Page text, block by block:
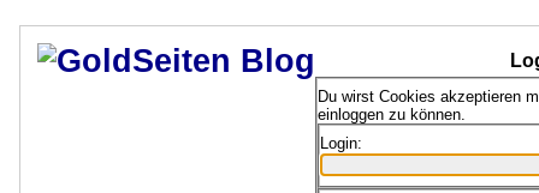
Du wirst Cookies akzeptieren
einloggen zu können.
Login: